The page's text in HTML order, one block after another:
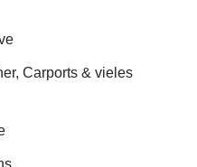
Carports & vieles